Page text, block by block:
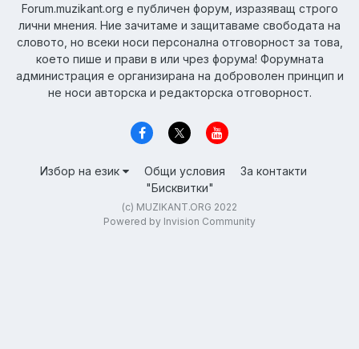
Forum.muzikant.org е публичен форум, изразяващ строго
лични мнения. Ние зачитаме и защитаваме свободата на
словото, но всеки носи персонална отговорност за това,
което пише и прави в или чрез форума! Форумната
администрация е организирана на доброволен принцип и
не носи авторска и редакторска отговорност.
Избор на език Общи условия
За контакти
"Бисквитки"
(c) MUZIKANT.ORG 2022
Powered by Invision Community